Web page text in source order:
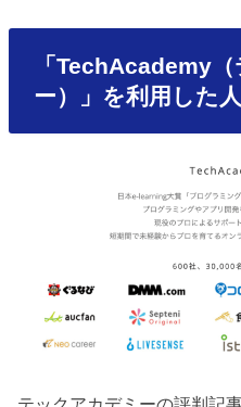
「TechAcademy
ー）
」を利用した